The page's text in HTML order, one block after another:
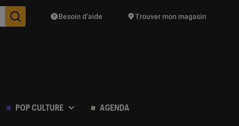
Des suggestions de produits vont vous être proposées
Besoin d’aide Trouver mon magasin
POP CULTURE AGENDA